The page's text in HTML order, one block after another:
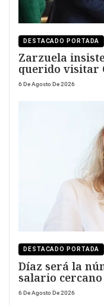
DESTACADO PORTADA
Zarzuela
querido visitar
6 De Agosto De 2026
DESTACADO PORTADA
Díaz será la
salario cercano
6 De Agosto De 2026